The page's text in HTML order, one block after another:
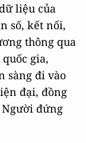
liệu của
số, kết nối,
thông qua
gia,
sàng đi vào
đại, đồng
đứng